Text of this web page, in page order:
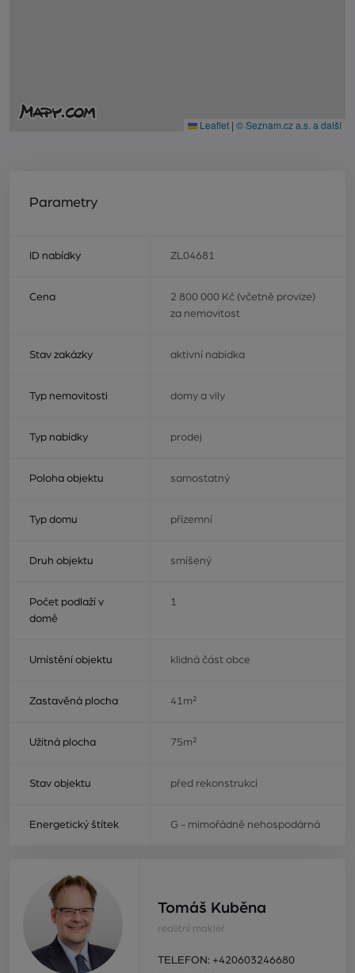
Leaflet | © Seznam.cz a.s. a další
Parametry
ID nabídky ZL04681
Cena
2 800 000 Kč (včetně provize)
za nemovitost
Stav zakázky aktivní nabídka
Typ nemovitosti domy a vily
Typ nabídky prodej
Poloha objektu samostatný
Typ domu přízemní
Druh objektu smíšený
Počet podlaží v
domě
1
Umístění objektu klidná část obce
Zastavěná plocha 41m²
Užitná plocha 75m²
Stav objektu před rekonstrukcí
Energetický štítek G - mimořádně nehospodárná
Tomáš Kuběna
realitní makléř
TELEFON: +420603246680